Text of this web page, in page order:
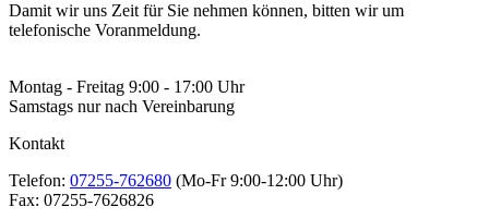
Damit wir uns Zeit für Sie nehmen können, bitten wir um
telefonische Voranmeldung.
Montag - Freitag 9:00 - 17:00 Uhr
Samstags nur nach Vereinbarung
Kontakt
Telefon: 07255-762680 (Mo-Fr 9:00-12:00 Uhr)
Fax: 07255-7626826